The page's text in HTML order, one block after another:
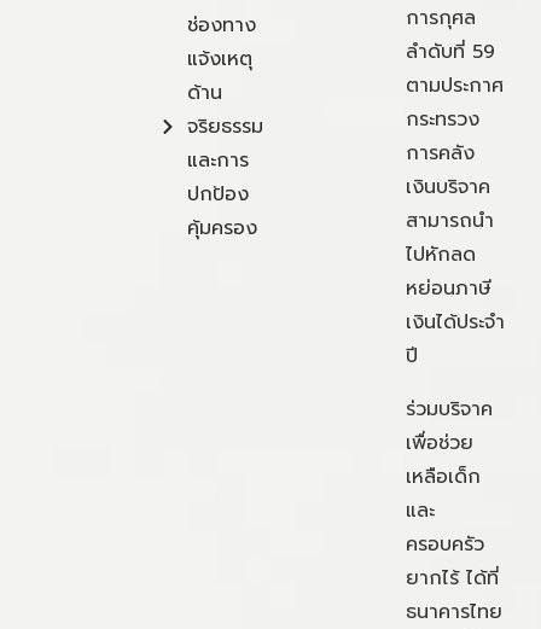
ช่องทาง
แจ้งเหตุ
ด้าน
จริยธรรม
และการ
ปกป้อง
คุ้มครอง
การกุศล
ลำดับที่ 59
ตามประกาศ
กระทรวง
การคลัง
เงินบริจาค
สามารถนำ
ไปหักลด
หย่อนภาษี
เงินได้ประจำ
ปี
ร่วมบริจาค
เพื่อช่วย
เหลือเด็ก
และ
ครอบครัว
ยากไร้ ได้ที่
ธนาคารไทย